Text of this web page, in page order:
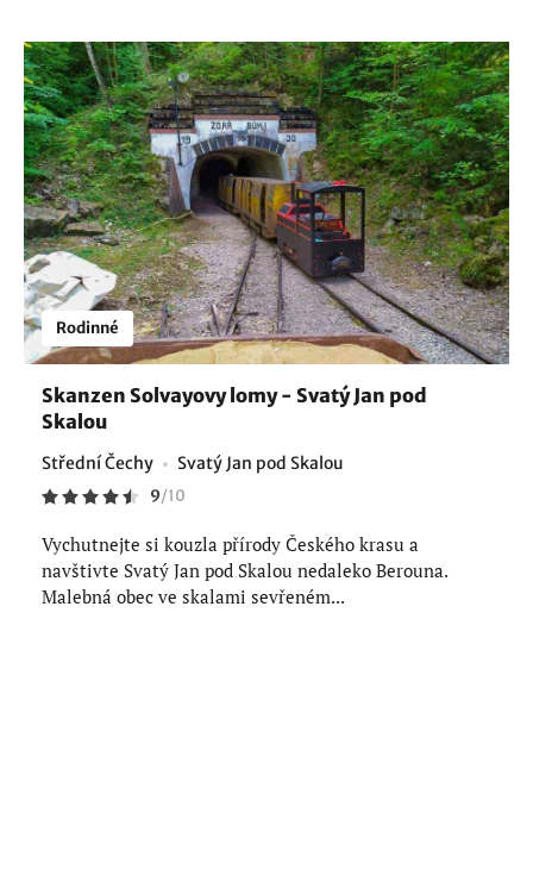
Rodinné
Skanzen Solvayovy lomy - Svatý Jan pod
Skalou
Střední Čechy Svatý Jan pod Skalou
9/10
Vychutnejte si kouzla přírody Českého krasu a
navštivte Svatý Jan pod Skalou nedaleko Berouna.
Malebná obec ve skalami sevřeném...